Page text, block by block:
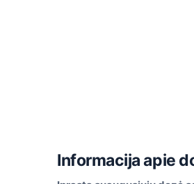
Informacija apie